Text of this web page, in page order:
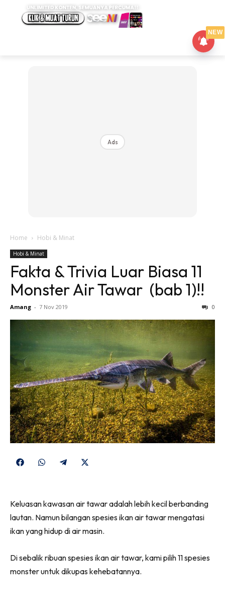
Ads
Home Hobi & Minat
Hobi & Minat
Fakta & Trivia Luar Biasa 11
Monster Air Tawar (bab 1)!!
Amang - 7 Nov 2019 0
Share
Share
Share
(Twitter)
Keluasan kawasan air tawar adalah lebih kecil berbanding
lautan. Namun bilangan spesies ikan air tawar mengatasi
ikan yang hidup di air masin.
Di sebalik ribuan spesies ikan air tawar, kami pilih 11 spesies
monster untuk dikupas kehebatannya.
NEW